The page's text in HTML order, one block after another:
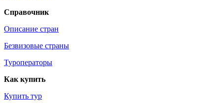
Справочник
Описание стран
Безвизовые страны
Туроператоры
Как купить
Купить тур